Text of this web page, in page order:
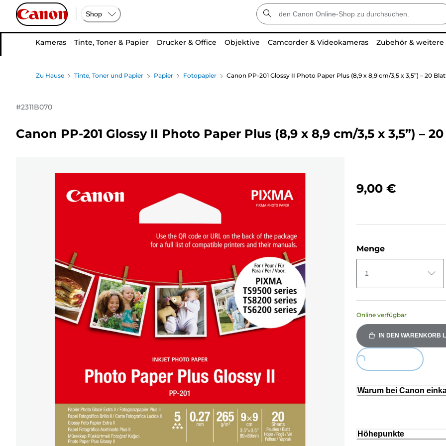
Shop
Kameras Tinte, Toner & Papier Drucker & Office Objektive Camcorder & Videokameras Zubehör &
Zu Hause Tinte, Toner und Papier Papier Fotopapier Canon PP-201 Glossy II Photo Paper Plus (8,9 x 8,9 cm/3,5 x 3,5”) – 20
#2311B070
Canon PP-201 Glossy II Photo Paper Plus (8,9 x 8,9 cm/3,5 x 3,5”) –
9,00 €
Menge
1
Online verfügbar
IN DEN WARENKORB
Loading...
Warum bei Canon
Höhepunkte